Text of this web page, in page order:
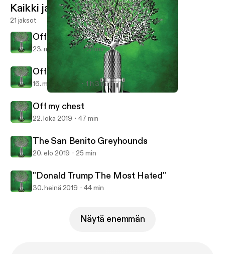
Tree Radio
Kaikki jaksot
21 jaksot
Off my Chest COVID-19
23. maalis 2020 31 min
Off My Chest
16. marras 2019 1 h 3 min
Off my chest
22. loka 2019 47 min
The San Benito Greyhounds
20. elo 2019 25 min
"Donald Trump The Most Hated"
30. heinä 2019 44 min
Näytä enemmän